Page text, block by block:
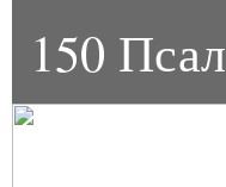
150